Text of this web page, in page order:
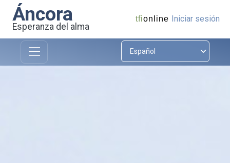
Áncora
Esperanza del alma
tfionline Iniciar sesión